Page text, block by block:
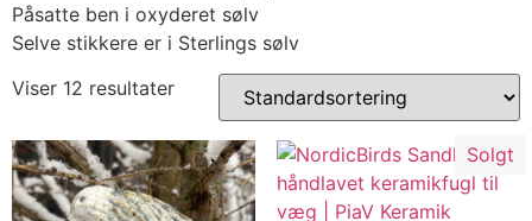
Påsatte ben i oxyderet sølv
Selve stikkere er i Sterlings sølv
Viser 12 resultater
Solgt